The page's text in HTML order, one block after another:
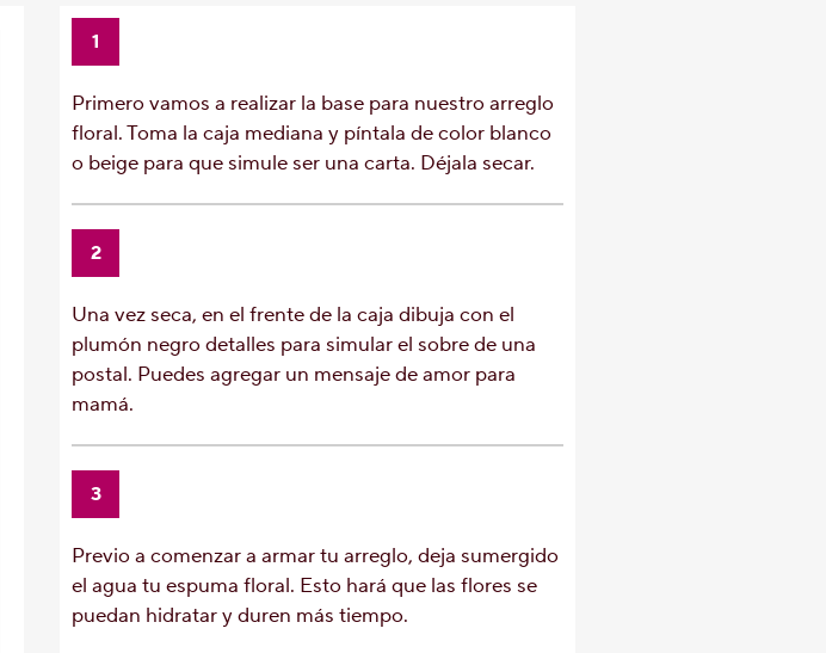
1
Primero vamos a realizar la base para nuestro arreglo
floral. Toma la caja mediana y píntala de color blanco
o beige para que simule ser una carta. Déjala secar.
2
Una vez seca, en el frente de la caja dibuja con el
plumón negro detalles para simular el sobre de una
postal. Puedes agregar un mensaje de amor para
mamá.
3
Previo a comenzar a armar tu arreglo, deja sumergido
el agua tu espuma floral. Esto hará que las flores se
puedan hidratar y duren más tiempo.